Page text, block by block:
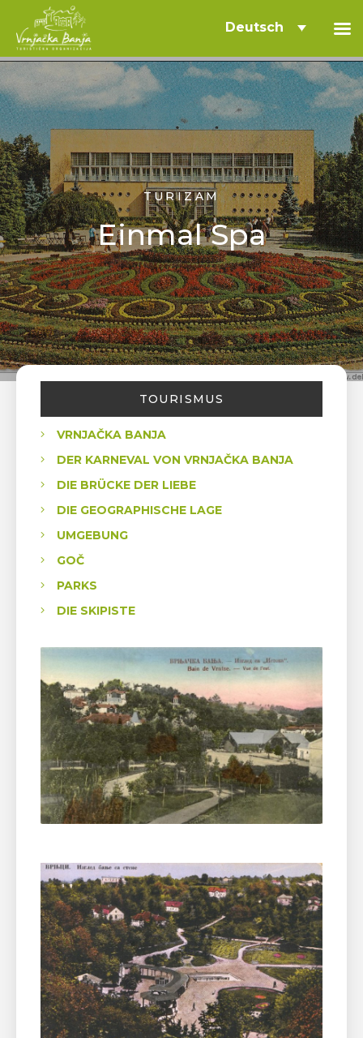
TURIZAM
Einmal Spa
TOURISMUS
VRNJAČKA BANJA
DER KARNEVAL VON VRNJAČKA BANJA
DIE BRÜCKE DER LIEBE
DIE GEOGRAPHISCHE LAGE
UMGEBUNG
GOČ
PARKS
DIE SKIPISTE
Deutsch